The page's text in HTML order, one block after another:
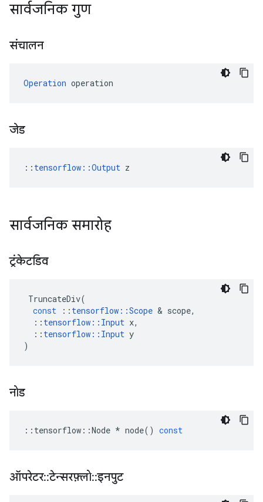
सार्वजनिक गुण
संचालन
Operation operation
जेड
:: tensorflow::Output z
सार्वजनिक समारोह
ट्रंकेटडिव
TruncateDiv(
const
:: tensorflow ::Scope & scope,
:: tensorflow :: Input x,
:: tensorflow :: Input y
)
नोड
:: tensorflow ::Node * node() const
ऑपरेटर::टेन्सरफ़्लो::इनपुट